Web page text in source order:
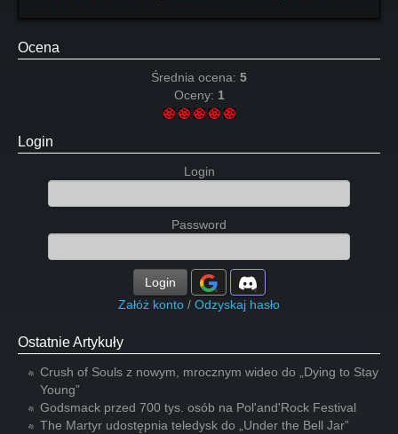
Ocena
Średnia ocena: 5
Oceny: 1
Login
Login
Password
Login
Załóż konto / Odzyskaj hasło
Ostatnie Artykuły
Crush of Souls z nowym, mrocznym wideo do „Dying to Stay
Young”
Godsmack przed 700 tys. osób na Pol'and'Rock Festival
The Martyr udostępnia teledysk do „Under the Bell Jar”